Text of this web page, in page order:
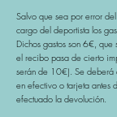
Salvo que sea por error
cargo del deportista los
Dichos gastos son 6€,
el recibo pasa de cierto
serán de 10€). Se deberá
en efectivo o tarjeta antes
efectuado la devolución.